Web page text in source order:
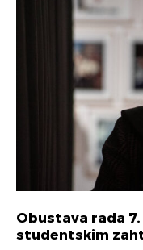
Obustava rada
studentskim